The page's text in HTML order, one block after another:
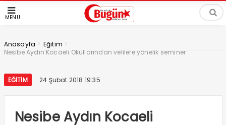
MENÜ
Anasayfa > Eğitim >
Nesibe Aydın Kocaeli Okullarından velilere yönelik seminer
EĞITIM 24 Şubat 2018 19:35
Nesibe Aydın Kocaeli